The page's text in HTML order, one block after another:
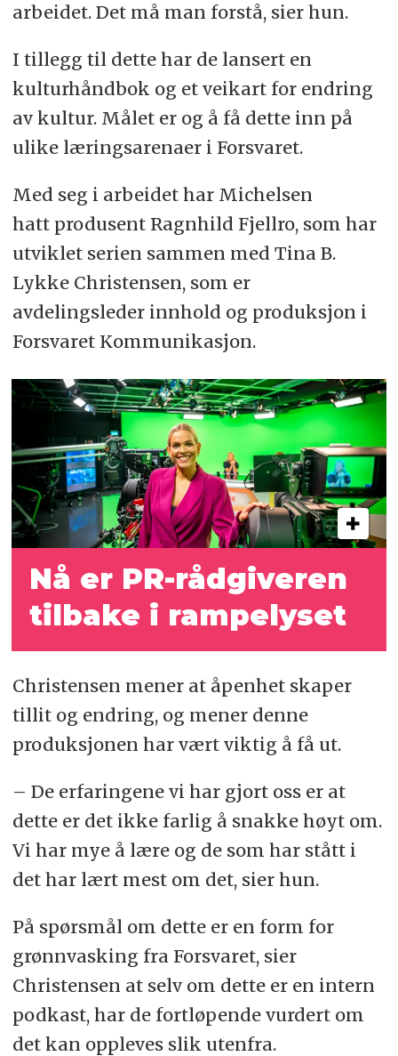
arbeidet. Det må man forstå, sier hun.
I tillegg til dette har de lansert en
kulturhåndbok og et veikart for endring
av kultur. Målet er og å få dette inn på
ulike læringsarenaer i Forsvaret.
Med seg i arbeidet har Michelsen
hatt produsent Ragnhild Fjellro, som har
utviklet serien sammen med Tina B.
Lykke Christensen, som er
avdelingsleder innhold og produksjon i
Forsvaret Kommunikasjon.
Nå er PR-rådgiveren
tilbake i rampelyset
Christensen mener at åpenhet skaper
tillit og endring, og mener denne
produksjonen har vært viktig å få ut.
– De erfaringene vi har gjort oss er at
dette er det ikke farlig å snakke høyt om.
Vi har mye å lære og de som har stått i
det har lært mest om det, sier hun.
På spørsmål om dette er en form for
grønnvasking fra Forsvaret, sier
Christensen at selv om dette er en intern
podkast, har de fortløpende vurdert om
det kan oppleves slik utenfra.